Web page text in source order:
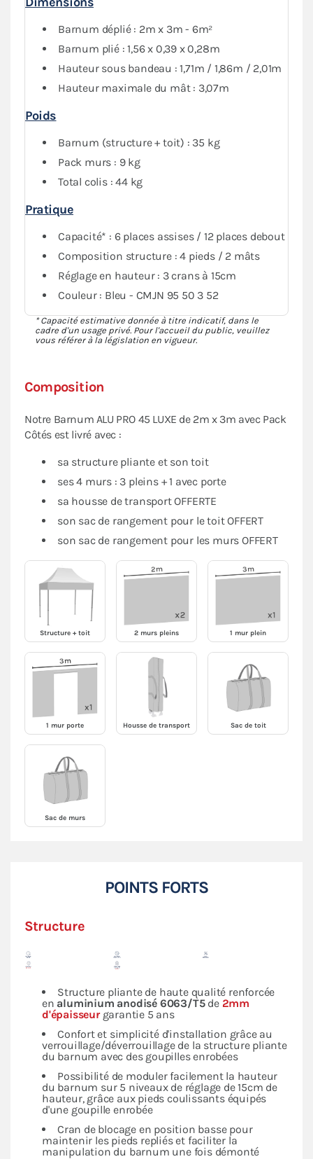
Lepack Côtés, composé de trois murs pleins et d'un
mur avec porte, vous garantit une protection optimale
contre les intempéries.
Composition
Notre Barnum ALU PRO 45 LUXE de 2m x 3m avec Pack
Côtés est livré avec :
sa structure pliante et son toit
ses 4 murs : 3 pleins + 1 avec porte
sa housse de transport OFFERTE
son sac de rangement pour le toit OFFERT
son sac de rangement pour les murs OFFERT
Structure + toit 2 murs pleins 1 mur plein
1 mur porte Housse de transport Sac de toit
Sac de murs
Barnum déplié : 2m x 3m - 6m²
Barnum plié : 1,56 x 0,39 x 0,28m
Hauteur sous bandeau : 1,71m / 1,86m / 2,01m
Hauteur maximale du mât : 3,07m
Poids
Barnum (structure + toit) : 35 kg
Pack murs : 9 kg
Total colis : 44 kg
Pratique
Capacité* : 6 places assises / 12 places debout
Composition structure : 4 pieds / 2 mâts
Réglage en hauteur : 3 crans à 15cm
Couleur : Bleu - CMJN 95 50 3 52
* Capacité estimative donnée à titre indicatif, dans le
cadre d'un usage privé. Pour l'accueil du public, veuillez
vous référer à la législation en vigueur.
POINTS FORTS
Structure
Structure pliante de haute qualité renforcée
en aluminium anodisé 6063/T5de 2mm
d'épaisseurgarantie 5 ans
Confort et simplicité d'installation grâce au
verrouillage/déverrouillage de la structure pliante
du barnum avec des goupilles enrobées
Possibilité de moduler facilement la hauteur
du barnum sur 5 niveaux de réglage de 15cm de
hauteur, grâce aux pieds coulissants équipés
d'une goupille enrobée
Cran de blocage en position basse pour
maintenir les pieds repliés et faciliter la
manipulation du barnum une fois démonté